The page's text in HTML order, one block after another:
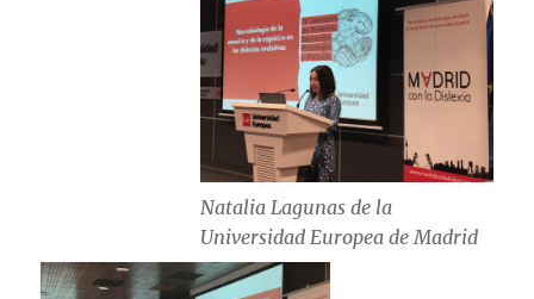
Natalia Lagunas de la
Universidad Europea de Madrid